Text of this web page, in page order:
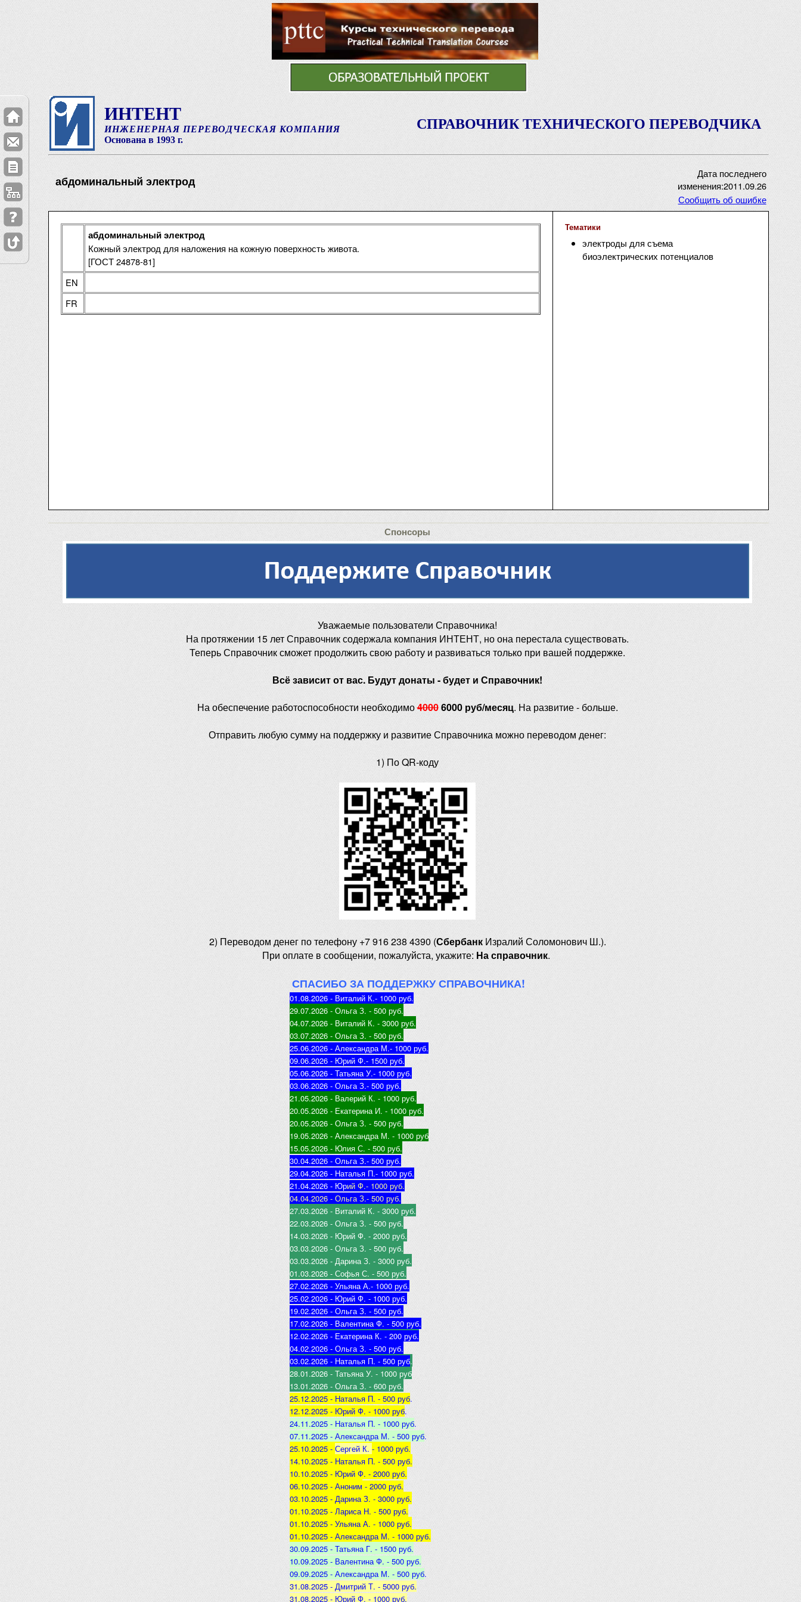
ИНТЕНТ
ИНЖЕНЕРНАЯ ПЕРЕВОДЧЕСКАЯ КОМПАНИЯ
Основана в 1993 г.
СПРАВОЧНИК ТЕХНИЧЕСКОГО ПЕРЕВОДЧИКА
абдоминальный электрод
Дата последнего
изменения:2011.09.26
Сообщить об ошибке
абдоминальный электрод
Кожный электрод для наложения на кожную поверхность живота.
[ГОСТ 24878-81]
EN
FR
Тематики
электроды для съема
биоэлектрических потенциалов
Спонсоры
Уважаемые пользователи Справочника!
На протяжении 15 лет Справочник содержала компания ИНТЕНТ, но она перестала существовать.
Теперь Справочник сможет продолжить свою работу и развиваться только при вашей поддержке.
Всё зависит от вас. Будут донаты - будет и Справочник!
На обеспечение работоспособности необходимо40006000 руб/месяц. На развитие - больше.
Отправить любую сумму на поддержку и развитие Справочника можно переводом денег:
1) По QR-коду
2) Переводом денег по телефону +7 916 238 4390 (Сбербанк Изралий Соломонович Ш.).
При оплате в сообщении, пожалуйста, укажите: На справочник.
СПАСИБО ЗА ПОДДЕРЖКУ СПРАВОЧНИКА!
01.08.2026 - Виталий К.- 1000 руб.
29.07.2026 - Ольга З. - 500 руб.
04.07.2026 - Виталий К. - 3000 руб.
03.07.2026 - Ольга З. - 500 руб.
25.06.2026 - Александра М.- 1000 руб.
09.06.2026 - Юрий Ф.- 1500 руб.
05.06.2026 - Татьяна У.- 1000 руб.
03.06.2026 - Ольга З.- 500 руб.
21.05.2026 - Валерий К. - 1000 руб.
20.05.2026 - Екатерина И. - 1000 руб.
20.05.2026 - Ольга З. - 500 руб.
19.05.2026 - Александра М. - 1000 руб
15.05.2026 - Юлия С. - 500 руб.
30.04.2026 - Ольга З.- 500 руб.
29.04.2026 - Наталья П.- 1000 руб.
21.04.2026 - Юрий Ф.- 1000 руб.
04.04.2026 - Ольга З.- 500 руб.
27.03.2026 - Виталий К. - 3000 руб.
22.03.2026 - Ольга З. - 500 руб.
14.03.2026 - Юрий Ф. - 2000 руб.
03.03.2026 - Ольга З. - 500 руб.
03.03.2026 - Дарина З. - 3000 руб.
01.03.2026 - Софья С. - 500 руб.
27.02.2026 - Ульяна А.- 1000 руб.
25.02.2026 - Юрий Ф. - 1000 руб.
19.02.2026 - Ольга З. - 500 руб.
17.02.2026 - Валентина Ф. - 500 руб.
12.02.2026 - Екатерина К. - 200 руб.
04.02.2026 - Ольга З. - 500 руб.
03.02.2026 - Наталья П. - 500 руб.
28.01.2026 - Татьяна У. - 1000 руб
13.01.2026 - ОльгаЗ. - 600 руб.
25.12.2025 - Наталья П. - 500 руб.
12.12.2025 - Юрий Ф. - 1000 руб.
24.11.2025 - Наталья П. - 1000 руб.
07.11.2025 - Александра М. - 500 руб.
25.10.2025 - Сергей К. - 1000 руб.
14.10.2025 - Наталья П. - 500 руб.
10.10.2025 - Юрий Ф. - 2000 руб.
06.10.2025 - Аноним - 2000 руб.
03.10.2025 - Дарина З. - 3000 руб.
01.10.2025 - Лариса Н. - 500 руб.
01.10.2025 - Ульяна А. - 1000 руб.
01.10.2025 - Александра М. - 1000 руб.
30.09.2025 - Татьяна Г. - 1500 руб.
10.09.2025 - Валентина Ф. - 500 руб.
09.09.2025 - Александра М. - 500 руб.
31.08.2025 - Дмитрий Т. - 5000 руб.
31.08.2025 - Юрий Ф. - 1000 руб.